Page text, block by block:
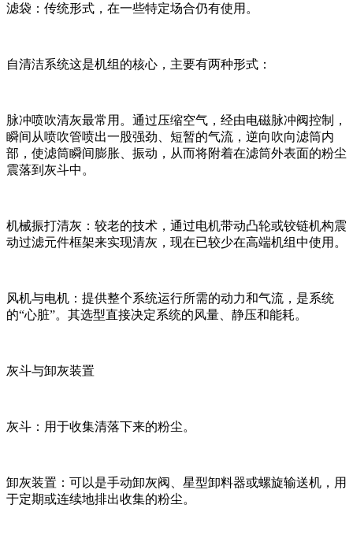
滤袋：传统形式，在一些特定场合仍有使用。
自清洁系统这是机组的核心，主要有两种形式：
脉冲喷吹清灰最常用。通过压缩空气，经由电磁脉冲阀控制，
瞬间从喷吹管喷出一股强劲、短暂的气流，逆向吹向滤筒内
部，使滤筒瞬间膨胀、振动，从而将附着在滤筒外表面的粉尘
震落到灰斗中。
机械振打清灰：较老的技术，通过电机带动凸轮或铰链机构震
动过滤元件框架来实现清灰，现在已较少在高端机组中使用。
风机与电机：提供整个系统运行所需的动力和气流，是系统
的“心脏”。其选型直接决定系统的风量、静压和能耗。
灰斗与卸灰装置
灰斗：用于收集清落下来的粉尘。
卸灰装置：可以是手动卸灰阀、星型卸料器或螺旋输送机，用
于定期或连续地排出收集的粉尘。